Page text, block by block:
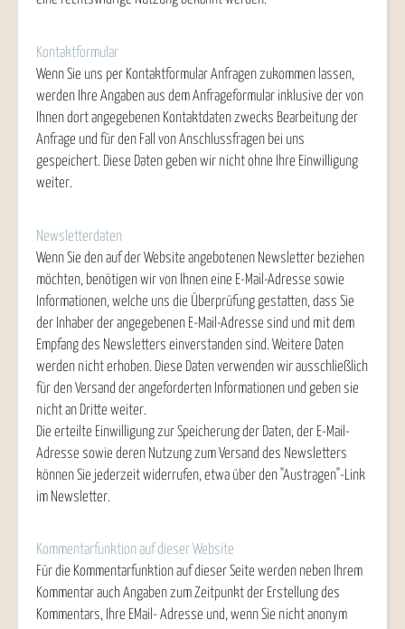
Kontaktformular
Wenn Sie uns per Kontaktformular Anfragen zukommen lassen,
werden Ihre Angaben aus dem Anfrageformular inklusive der von
Ihnen dort angegebenen Kontaktdaten zwecks Bearbeitung der
Anfrage und für den Fall von Anschlussfragen bei uns
gespeichert. Diese Daten geben wir nicht ohne Ihre Einwilligung
weiter.
Newsletterdaten
Wenn Sie den auf der Website angebotenen Newsletter beziehen
möchten, benötigen wir von Ihnen eine E-Mail-Adresse sowie
Informationen, welche uns die Überprüfung gestatten, dass Sie
der Inhaber der angegebenen E-Mail-Adresse sind und mit dem
Empfang des Newsletters einverstanden sind. Weitere Daten
werden nicht erhoben. Diese Daten verwenden wir ausschließlich
für den Versand der angeforderten Informationen und geben sie
nicht an Dritte weiter.
Die erteilte Einwilligung zur Speicherung der Daten, der E-Mail-
Adresse sowie deren Nutzung zum Versand des Newsletters
können Sie jederzeit widerrufen, etwa über den "Austragen"-Link
im Newsletter.
Kommentarfunktion auf dieser Website
Für die Kommentarfunktion auf dieser Seite werden neben Ihrem
Kommentar auch Angaben zum Zeitpunkt der Erstellung des
Kommentars, Ihre EMail- Adresse und, wenn Sie nicht anonym